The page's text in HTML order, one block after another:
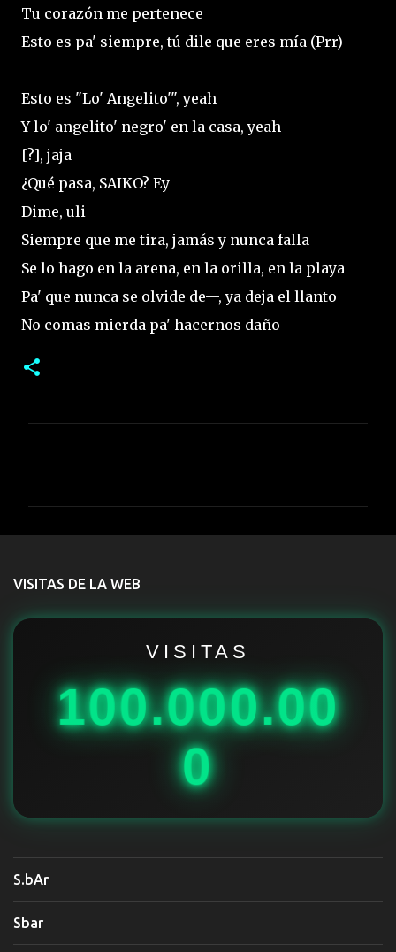
Tu corazón me pertenece
Esto es pa' siempre, tú dile que eres mía (Prr)
Esto es "Lo' Angelito'", yeah
Y lo' angelito' negro' en la casa, yeah
[?], jaja
¿Qué pasa, SAIKO? Ey
Dime, uli
Siempre que me tira, jamás y nunca falla
Se lo hago en la arena, en la orilla, en la playa
Pa' que nunca se olvide de—, ya deja el llanto
No comas mierda pa' hacernos daño
t
r
VISITAS DE LA WEB
VISITAS
100.000.00
0
S.bAr
Sbar